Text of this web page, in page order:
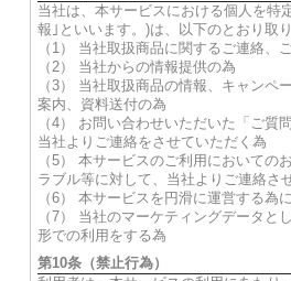
当社は、本サービスにおける個人を特
報｣といいます。)は、以下のとおり取
（1） 当社取扱商品に関するご連絡、
（2） 当社からの情報提供の為
（3） 当社取扱商品の情報、キャンペ
案内、資料送付の為
（4） お問い合わせいただいた「ご質
当社よりご連絡をさせていただく為
（5） 本サービスのご利用においての
ラブル等に対して、当社よりご連絡さ
（6） 本サービスを円滑に運営する為
（7） 当社のマーケティングデータと
形での利用をする為
第10条（禁止行為）